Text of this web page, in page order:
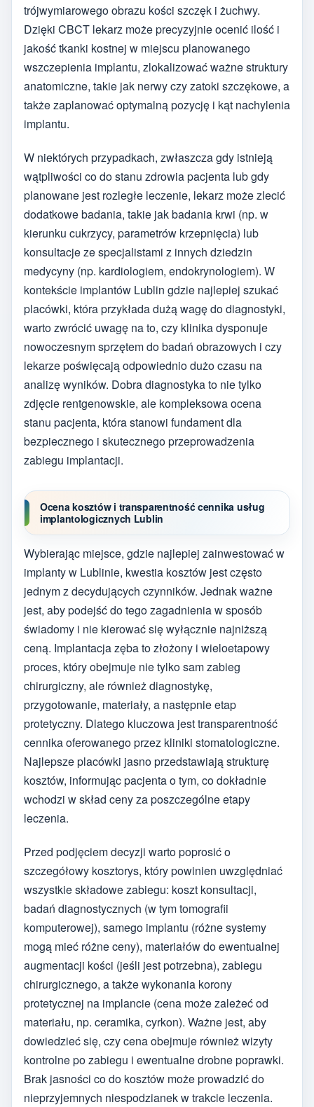
trójwymiarowego obrazu kości szczęk i żuchwy.
Dzięki CBCT lekarz może precyzyjnie ocenić ilość i
jakość tkanki kostnej w miejscu planowanego
wszczepienia implantu, zlokalizować ważne struktury
anatomiczne, takie jak nerwy czy zatoki szczękowe, a
także zaplanować optymalną pozycję i kąt nachylenia
implantu.
W niektórych przypadkach, zwłaszcza gdy istnieją
wątpliwości co do stanu zdrowia pacjenta lub gdy
planowane jest rozległe leczenie, lekarz może zlecić
dodatkowe badania, takie jak badania krwi (np. w
kierunku cukrzycy, parametrów krzepnięcia) lub
konsultacje ze specjalistami z innych dziedzin
medycyny (np. kardiologiem, endokrynologiem). W
kontekście implantów Lublin gdzie najlepiej szukać
placówki, która przykłada dużą wagę do diagnostyki,
warto zwrócić uwagę na to, czy klinika dysponuje
nowoczesnym sprzętem do badań obrazowych i czy
lekarze poświęcają odpowiednio dużo czasu na
analizę wyników. Dobra diagnostyka to nie tylko
zdjęcie rentgenowskie, ale kompleksowa ocena
stanu pacjenta, która stanowi fundament dla
bezpiecznego i skutecznego przeprowadzenia
zabiegu implantacji.
Ocena kosztów i transparentność cennika usług
implantologicznych Lublin
Wybierając miejsce, gdzie najlepiej zainwestować w
implanty w Lublinie, kwestia kosztów jest często
jednym z decydujących czynników. Jednak ważne
jest, aby podejść do tego zagadnienia w sposób
świadomy i nie kierować się wyłącznie najniższą
ceną. Implantacja zęba to złożony i wieloetapowy
proces, który obejmuje nie tylko sam zabieg
chirurgiczny, ale również diagnostykę,
przygotowanie, materiały, a następnie etap
protetyczny. Dlatego kluczowa jest transparentność
cennika oferowanego przez kliniki stomatologiczne.
Najlepsze placówki jasno przedstawiają strukturę
kosztów, informując pacjenta o tym, co dokładnie
wchodzi w skład ceny za poszczególne etapy
leczenia.
Przed podjęciem decyzji warto poprosić o
szczegółowy kosztorys, który powinien uwzględniać
wszystkie składowe zabiegu: koszt konsultacji,
badań diagnostycznych (w tym tomografii
komputerowej), samego implantu (różne systemy
mogą mieć różne ceny), materiałów do ewentualnej
augmentacji kości (jeśli jest potrzebna), zabiegu
chirurgicznego, a także wykonania korony
protetycznej na implancie (cena może zależeć od
materiału, np. ceramika, cyrkon). Ważne jest, aby
dowiedzieć się, czy cena obejmuje również wizyty
kontrolne po zabiegu i ewentualne drobne poprawki.
Brak jasności co do kosztów może prowadzić do
nieprzyjemnych niespodzianek w trakcie leczenia.